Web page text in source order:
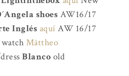
shoes AW16/17
Inglés aquí AW 16/17
Mâttheo
Blanco old